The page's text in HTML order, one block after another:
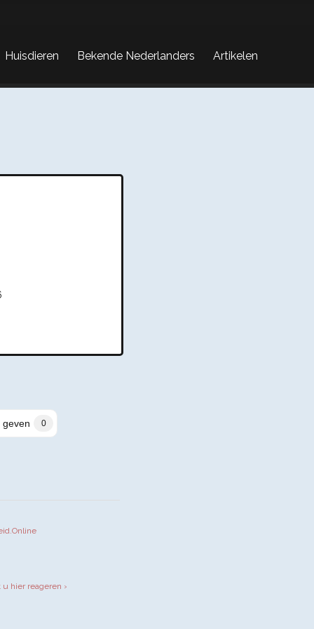
Huisdieren Bekende Nederlanders Artikelen
geven 0
hier reageren ›